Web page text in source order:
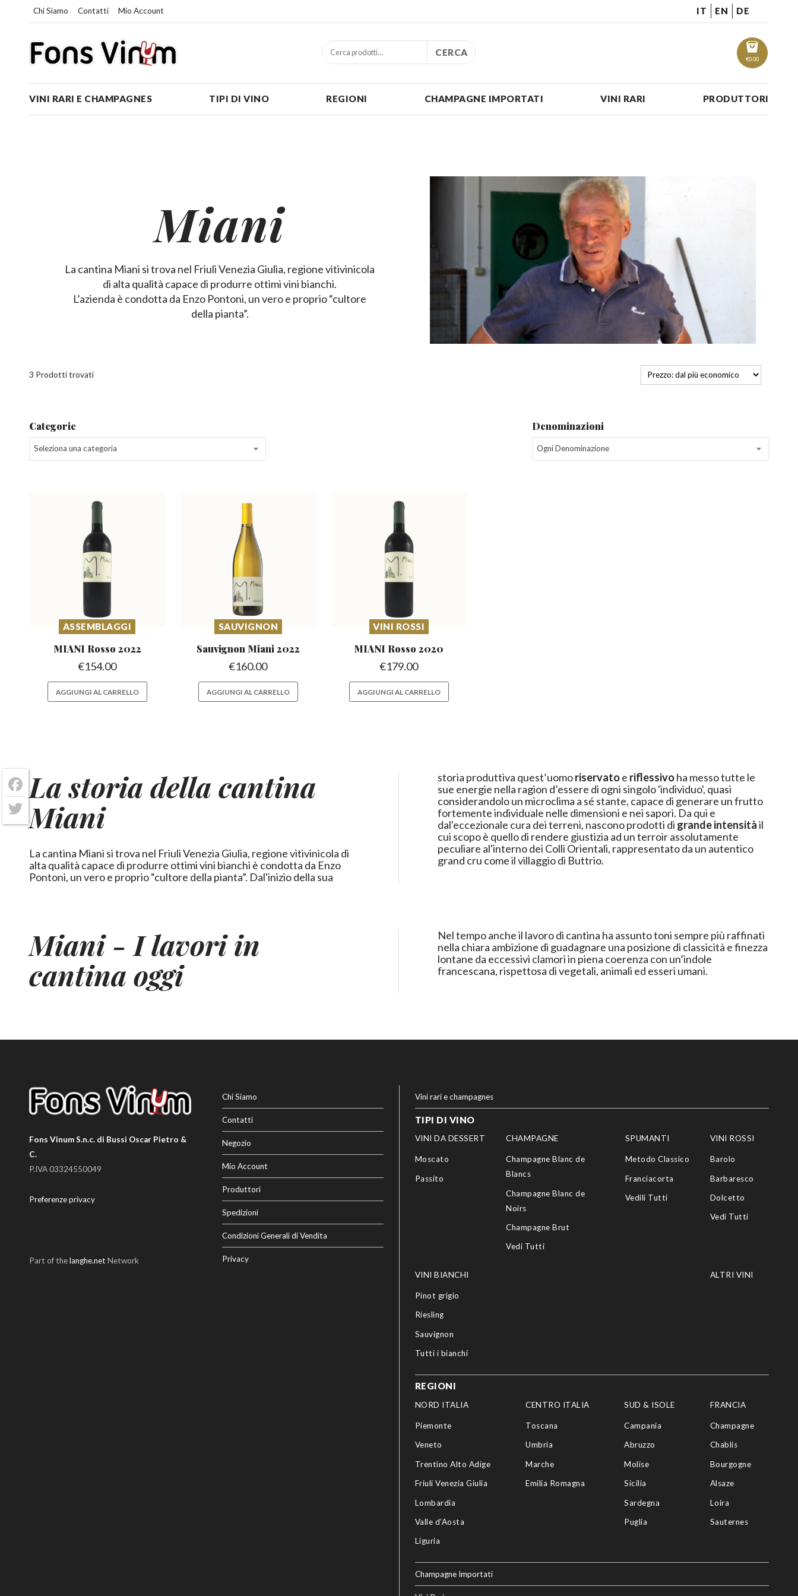
Chi Siamo Contatti Mio Account IT EN DE
€0.00
CERCA
VINI RARI E CHAMPAGNES TIPI DI VINO REGIONI CHAMPAGNE IMPORTATI VINI RARI PRODUTTORI
Miani
La cantina Miani si trova nel Friuli Venezia Giulia, regione vitivinicola
di alta qualità capace di produrre ottimi vini bianchi.
L’azienda è condotta da Enzo Pontoni, un vero e proprio “cultore
della pianta”.
3 Prodotti trovati
Categorie
Seleziona una categoria
Denominazioni
Ogni Denominazione
ASSEMBLAGGI
MIANI Rosso 2022
€154.00
AGGIUNGI AL CARRELLO
SAUVIGNON
Sauvignon Miani 2022
€160.00
AGGIUNGI AL CARRELLO
VINI ROSSI
MIANI Rosso2020
€179.00
AGGIUNGI AL CARRELLO
La storia della cantina
Miani
La cantina Miani si trova nel Friuli Venezia Giulia, regione vitivinicola di
alta qualità capace di produrre ottimi vini bianchi è condotta da Enzo
Pontoni, un vero e proprio “cultore della pianta”. Dal'inizio della sua
storia produttiva quest’uomoriservatoe riflessivoha messo tutte le
sue energie nella ragion d’essere di ogni singolo 'individuo', quasi
considerandolo un microclima a sé stante, capace di generare un frutto
fortemente individuale nelle dimensioni e nei sapori. Da qui e
dal'eccezionale cura dei terreni, nascono prodotti di grande intensitàil
cui scopo è quello di rendere giustizia ad un terroir assolutamente
peculiare al'interno dei Colli Orientali, rappresentato da un autentico
Miani - I lavori in
cantina oggi
Nel tempo anche il lavoro di cantina ha assunto toni sempre più raffinati
nella chiara ambizione di guadagnare una posizione di classicità e finezza
lontane da eccessivi clamori in piena coerenza con un’indole
francescana, rispettosa di vegetali, animali ed esseri umani.
Fons Vinum S.n.c. di Bussi Oscar Pietro &
C.
P.IVA 03324550049
Preferenze privacy
Part of thelanghe.net Network
Chi Siamo
Contatti
Negozio
Mio Account
Produttori
Spedizioni
Condizioni Generali di Vendita
Privacy
Vini rari e champagnes
TIPI DI VINO
VINI DA DESSERT
Moscato
Passito
CHAMPAGNE
Champagne Blanc de
Blancs
Champagne Blanc de
Noirs
Champagne Brut
Vedi Tutti
SPUMANTI
Metodo Classico
Franciacorta
Vedili Tutti
VINI ROSSI
Barolo
Barbaresco
Dolcetto
Vedi Tutti
VINI BIANCHI
Pinot grigio
Riesling
Sauvignon
Tutti i bianchi
ALTRI VINI
REGIONI
NORD ITALIA
Piemonte
Veneto
Trentino Alto Adige
Friuli Venezia Giulia
Lombardia
Valle d’Aosta
Liguria
CENTRO ITALIA
Toscana
Umbria
Marche
Emilia Romagna
SUD & ISOLE
Campania
Abruzzo
Molise
Sicilia
Sardegna
Puglia
FRANCIA
Champagne
Chablis
Bourgogne
Alsaze
Loira
Sauternes
Champagne Importati
Facebook
Twitter